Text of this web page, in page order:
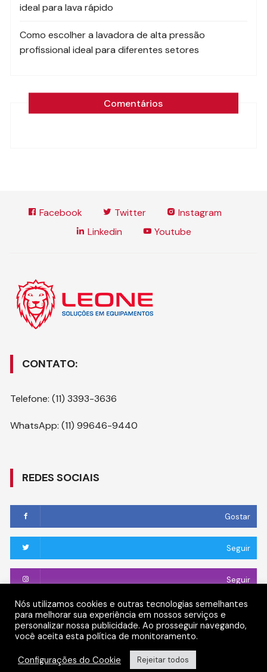
ideal para lava rápido
Como escolher a lavadora de alta pressão
profissional ideal para diferentes setores
Comentários
Facebook Twitter
Instagram
Linkedin
Youtube
CONTATO:
Telefone: (11) 3393-3636
WhatsApp: (11) 99646-9440
REDES SOCIAIS
Gostar
Seguir
Seguir
Conectar
Nós utilizamos cookies e outras tecnologias semelhantes
para melhorar sua experiência em nossos serviços e
personalizar nossa publicidade. Ao prosseguir navegando,
você aceita esta política de monitoramento.
Configurações do Cookie
Rejeitar todos